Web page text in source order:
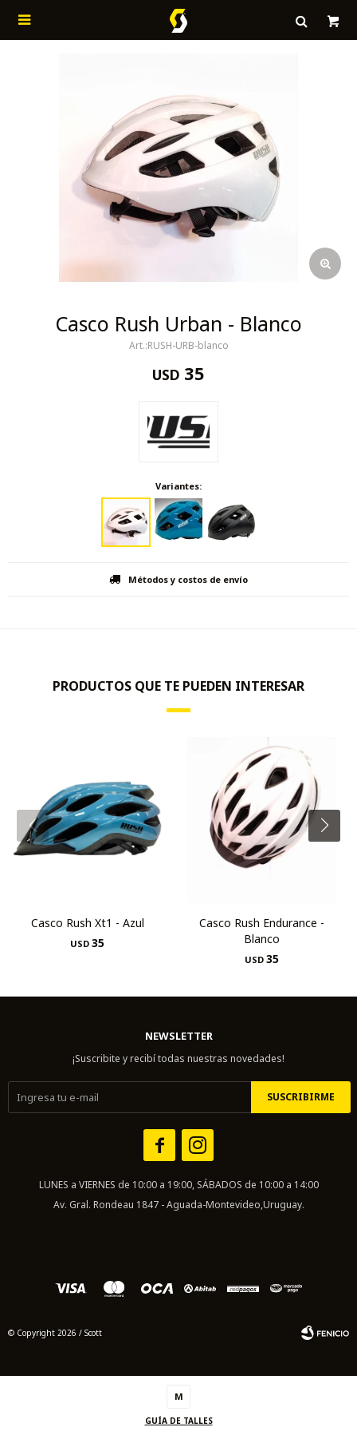

Casco Rush Urban - Blanco
RUSH-URB-blanco
USD 35
Variantes:
M
GUÍA DE TALLES
Métodos y costos de envío
PRODUCTOS QUE TE PUEDEN INTERESAR
Casco Rush Xt1 - Azul
USD 35
Casco Rush Endurance -
Blanco
USD 35
NEWSLETTER
¡Suscribite y recibí todas nuestras novedades!
SUSCRIBIRME
 
LUNES a VIERNES de 10:00 a 19:00, SÁBADOS de 10:00 a 14:00
Av. Gral. Rondeau 1847 - Aguada-Montevideo,Uruguay.
© Copyright 2026 / Scott